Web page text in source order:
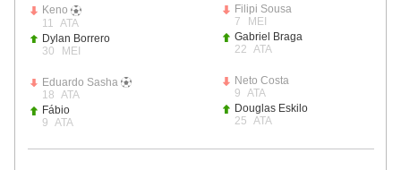
Keno
11
ATA
Dylan Borrero
30
MEI
Eduardo Sasha
18 ATA
Fábio
9 ATA
Filipi Sousa
7
MEI
Gabriel Braga
22 ATA
Neto Costa
9 ATA
Douglas Eskilo
25 ATA